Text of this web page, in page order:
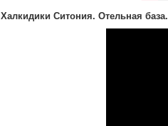
Халкидики Ситония. Отельная база.